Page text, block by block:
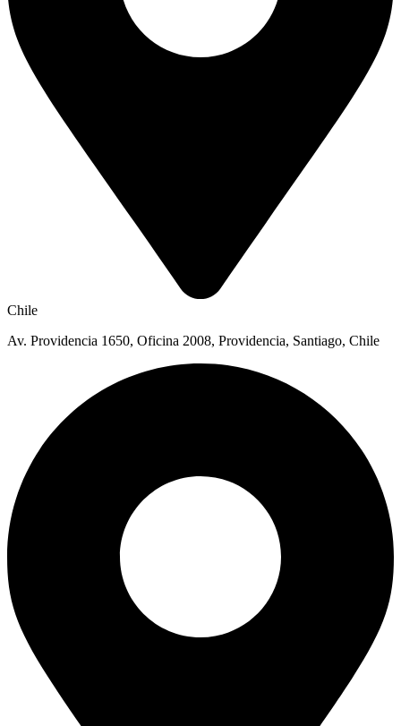
Chile
Av. Providencia 1650, Oficina 2008, Providencia, Santiago, Chile